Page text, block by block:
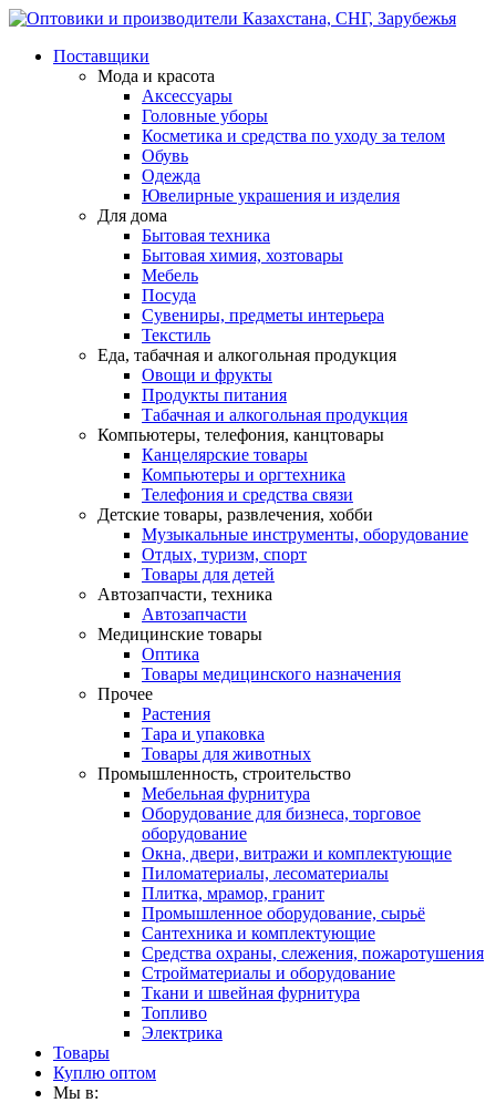
Поставщики
Мода и красота
Аксессуары
Головные уборы
Косметика и средства по уходу за телом
Обувь
Одежда
Ювелирные украшения и изделия
Для дома
Бытовая техника
Бытовая химия, хозтовары
Мебель
Посуда
Сувениры, предметы интерьера
Текстиль
Еда, табачная и алкогольная продукция
Овощи и фрукты
Продукты питания
Табачная и алкогольная продукция
Компьютеры, телефония, канцтовары
Канцелярские товары
Компьютеры и оргтехника
Телефония и средства связи
Детские товары, развлечения, хобби
Музыкальные инструменты, оборудование
Отдых, туризм, спорт
Товары для детей
Автозапчасти, техника
Автозапчасти
Медицинские товары
Оптика
Товары медицинского назначения
Прочее
Растения
Тара и упаковка
Товары для животных
Промышленность, строительство
Мебельная фурнитура
Оборудование для бизнеса, торговое
оборудование
Окна, двери, витражи и комплектующие
Пиломатериалы, лесоматериалы
Плитка, мрамор, гранит
Промышленное оборудование, сырьё
Сантехника и комплектующие
Средства охраны, слежения, пожаротушения
Стройматериалы и оборудование
Ткани и швейная фурнитура
Топливо
Электрика
Товары
Куплю оптом
Мы в: